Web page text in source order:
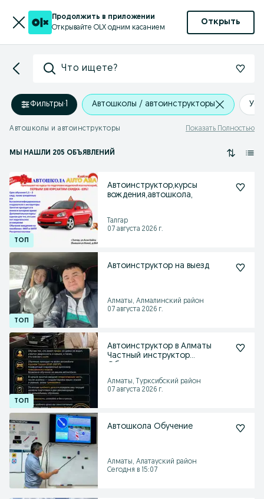
Продолжить в приложении
Открывайте OLX одним касанием
Открыть
Что ищете?
Фильтры·1 Автошколы / автоинструкторы
Автошколы и автоинструкторы Показать Полностью
МЫ НАШЛИ 205 ОБЪЯВЛЕНИЙ
Автоинструктор,курсы
вождения,автошкола,
Талгар
07 августа 2026 г.
Автоинструктор на выезд
Алматы, Алмалинский район
07 августа 2026 г.
Автоинструктор в Алматы
Частный инструктор
Алматы, Турксибский район
07 августа 2026 г.
Автошкола Обучение
Алматы, Алатауский район
Сегодня в 15:07